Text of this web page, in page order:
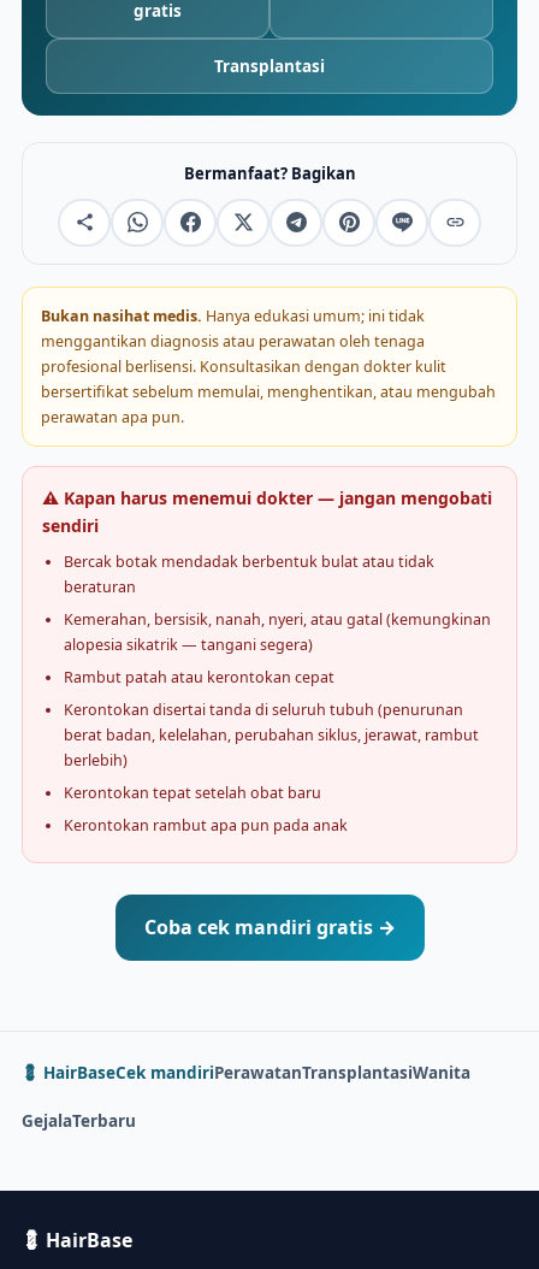
gratis
Transplantasi
Bermanfaat? Bagikan
Bukan nasihat medis. Hanya edukasi umum; ini tidak
menggantikan diagnosis atau perawatan oleh tenaga
profesional berlisensi. Konsultasikan dengan dokter kulit
bersertifikat sebelum memulai, menghentikan, atau mengubah
perawatan apa pun.
⚠️ Kapan harus menemui dokter — jangan mengobati
sendiri
Bercak botak mendadak berbentuk bulat atau tidak
beraturan
Kemerahan, bersisik, nanah, nyeri, atau gatal (kemungkinan
alopesia sikatrik — tangani segera)
Rambut patah atau kerontokan cepat
Kerontokan disertai tanda di seluruh tubuh (penurunan
berat badan, kelelahan, perubahan siklus, jerawat, rambut
berlebih)
Kerontokan tepat setelah obat baru
Kerontokan rambut apa pun pada anak
Coba cek mandiri gratis →
💈 HairBaseCek mandiriPerawatanTransplantasiWanita
GejalaTerbaru
💈 HairBase